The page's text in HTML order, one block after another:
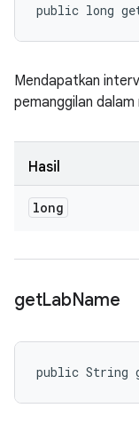
public long
Mendapatkan
pemanggilan dalam
Hasil
long
getLabName
public String